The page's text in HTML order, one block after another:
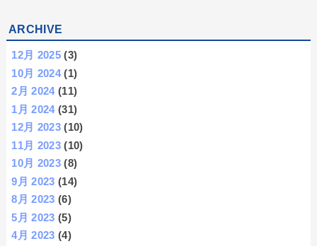
ARCHIVE
12月 2025 (3)
10月 2024(1)
2月 2024(11)
1月 2024(31)
12月 2023 (10)
11月 2023 (10)
10月 2023 (8)
9月 2023 (14)
8月 2023 (6)
5月 2023 (5)
4月 2023 (4)